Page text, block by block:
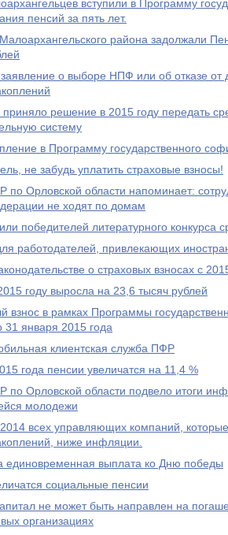
вступили в Программу
пенсий за пять лет.
района задолжали
заявление о выборе НПФ или об отказе
приняло решение в 2015 году передать
систему
в Программу государственного
не забудь уплатить страховые взносы!
по Орловской области напоминает:
не ходят по домам
победителей литературного конкурса
работодателей, привлекающих
о страховых взносах с
году выросла на 23,6 тысяч рублей
взнос в рамках Программы
31 января 2015 года
клиентская служба ПФР
года пенсии увеличатся на 11,4 %
по Орловской области подвело итоги
молодежи
2014 всех управляющих компаний,
ниже инфляции.
единовременная выплата ко Дню победы
социальные пенсии
не может быть направлен на
организациях